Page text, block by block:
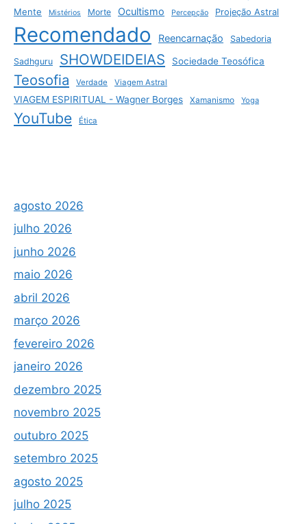
Mente Mistérios Morte Ocultismo Percepção Projeção Astral
Recomendado Reencarnação Sabedoria
Sadhguru SHOWDEIDEIAS Sociedade Teosófica
Teosofia Verdade Viagem Astral
VIAGEM ESPIRITUAL - Wagner Borges Xamanismo Yoga
YouTube Ética
agosto 2026
julho 2026
junho 2026
maio 2026
abril 2026
março 2026
fevereiro 2026
janeiro 2026
dezembro 2025
novembro 2025
outubro 2025
setembro 2025
agosto 2025
julho 2025